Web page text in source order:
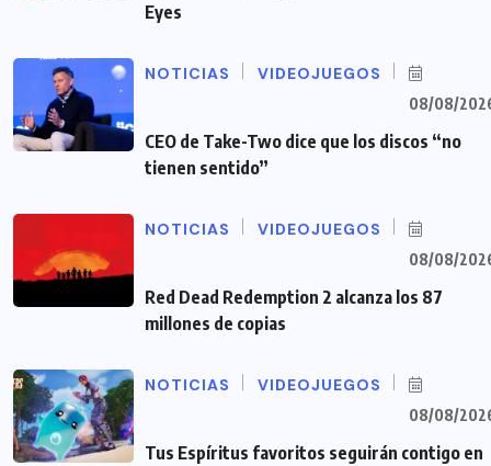
Eyes
NOTICIAS VIDEOJUEGOS
08/08/
CEO de Take-Two dice que los discos “no
tienen sentido”
NOTICIAS VIDEOJUEGOS
08/08/
Red Dead Redemption 2 alcanza los 87
millones de copias
NOTICIAS VIDEOJUEGOS
08/08/
Tus Espíritus favoritos seguirán contigo en